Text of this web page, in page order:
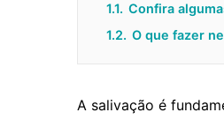
1.1. Confira
1.2. O que fazer
A salivação é